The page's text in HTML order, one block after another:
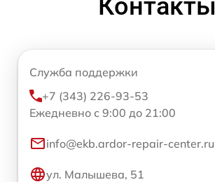
Контакты
Служба поддержки
+7 (343) 226-93-53
Ежедневно с 9:00 до 21:00
info@ekb.ardor-repair-center.ru
ул. Малышева, 51